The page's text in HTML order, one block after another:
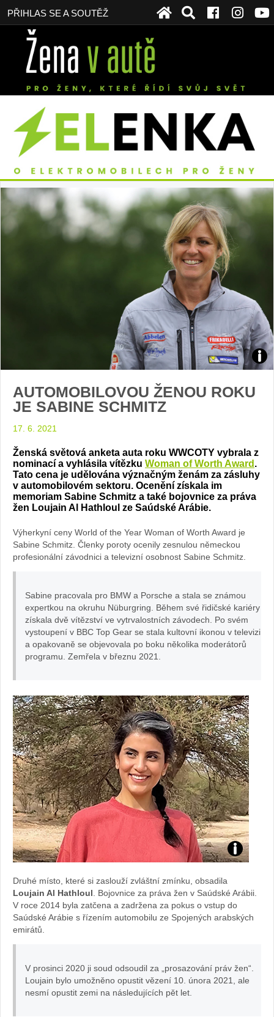
PŘIHLAS SE A SOUTĚŽ
AUTOMOBILOVOU ŽENOU ROKU
JE SABINE SCHMITZ
17. 6. 2021
Ženská světová anketa auta roku WWCOTY vybrala z
nominací a vyhlásila vítězku Woman of Worth Award .
Tato cena je udělována význačným ženám za zásluhy
v automobilovém sektoru. Ocenění získala im
memoriam Sabine Schmitz a také bojovnice za práva
žen Loujain Al Hathloul ze Saúdské Arábie.
Výherkyní ceny World of the Year Woman of Worth Award je
Sabine Schmitz. Členky poroty ocenily zesnulou německou
profesionální závodnici a televizní osobnost Sabine Schmitz.
Sabine pracovala pro BMW a Porsche a stala se známou
expertkou na okruhu Nüburgring. Během své řidičské kariéry
získala dvě vítězství ve vytrvalostních závodech. Po svém
vystoupení v BBC Top Gear se stala kultovní ikonou v televizi
a opakovaně se objevovala po boku několika moderátorů
programu. Zemřela v březnu 2021.
Foto:
webu
Druhé místo, které si zaslouží zvláštní zmínku, obsadila
Loujain Al Hathloul. Bojovnice za práva žen v Saúdské Arábii.
V roce 2014 byla zatčena a zadržena za pokus o vstup do
Saúdské Arábie s řízením automobilu ze Spojených arabských
emirátů.
V prosinci 2020 ji soud odsoudil za „prosazování práv žen“.
Loujain bylo umožněno opustit vězení 10. února 2021, ale
nesmí opustit zemi na následujících pět let.